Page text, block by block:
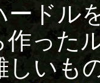
ードル
作った
しいも